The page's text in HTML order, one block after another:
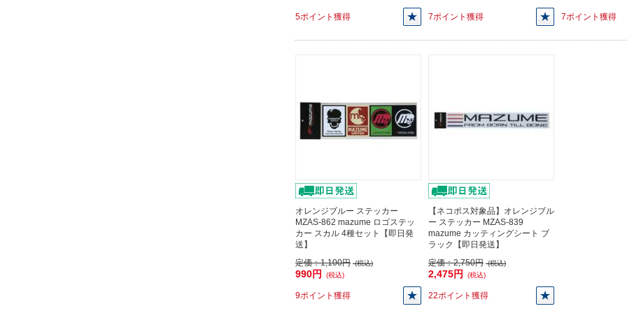
5ポイント獲得 7ポイント獲得 7ポイント獲得
オレンジブルー ステッカー
MZAS-862 mazume ロゴステッ
カー スカル 4種セット【即日発
送】
定価：1,100円 (税込)
990円 (税込)
9ポイント獲得
【ネコポス対象品】オレンジブル
ー ステッカー MZAS-839
mazume カッティングシート ブ
ラック【即日発送】
定価：2,750円 (税込)
2,475円 (税込)
22ポイント獲得